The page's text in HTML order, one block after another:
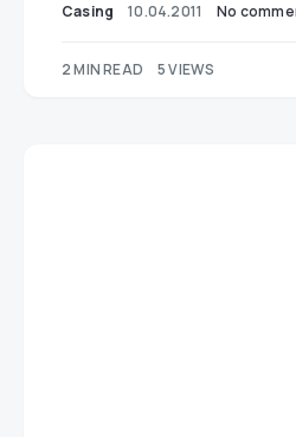
Casing 10.04.2011 No
2 MIN READ 5 VIEWS